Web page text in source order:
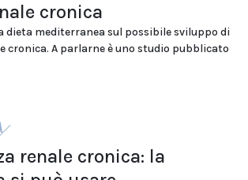
cronica
dieta mediterranea sul possibile sviluppo di
cronica. A parlarne è uno studio pubblicato
renale cronica: la